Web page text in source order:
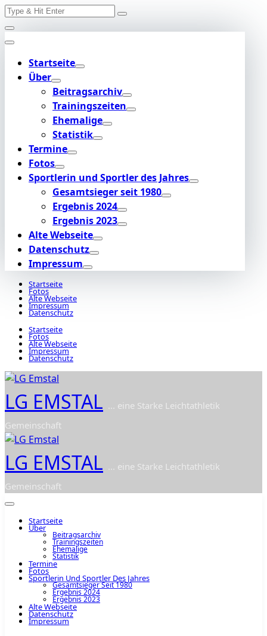
Skip
to
content
Search
Startseite
Über
Beitragsarchiv
Trainingszeiten
Ehemalige
Statistik
Termine
Fotos
Sportlerin und Sportler des Jahres
Gesamtsieger seit 1980
Ergebnis 2024
Ergebnis 2023
Alte Webseite
Datenschutz
Impressum
Startseite
Fotos
Alte Webseite
Impressum
Datenschutz
Startseite
Fotos
Alte Webseite
Impressum
Datenschutz
LG EMSTAL ... eine Starke Leichtathletik
Gemeinschaft
LG EMSTAL ... eine Starke Leichtathletik
Gemeinschaft
Startseite
Über
Beitragsarchiv
Trainingszeiten
Ehemalige
Statistik
Termine
Fotos
Sportlerin Und Sportler Des Jahres
Gesamtsieger Seit 1980
Ergebnis 2024
Ergebnis 2023
Alte Webseite
Datenschutz
Impressum